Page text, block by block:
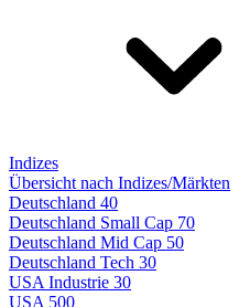
Indizes
Übersicht nach Indizes/Märkten
Deutschland 40
Deutschland Small Cap 70
Deutschland Mid Cap 50
Deutschland Tech 30
USA Industrie 30
USA 500